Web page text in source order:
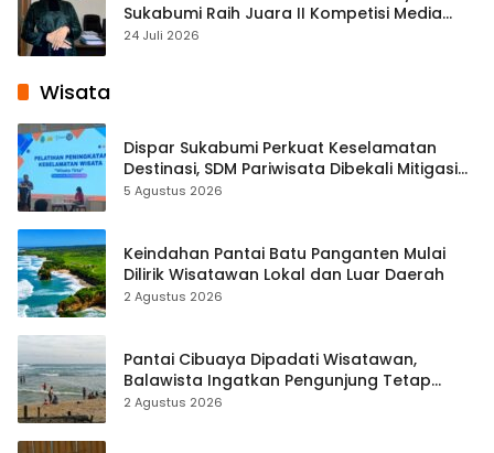
Sukabumi Raih Juara II Kompetisi Media
Pembelajaran Digital Tingkat Internasional
24 Juli 2026
Wisata
Dispar Sukabumi Perkuat Keselamatan
Destinasi, SDM Pariwisata Dibekali Mitigasi
hingga Teknik Evakuasi
5 Agustus 2026
Keindahan Pantai Batu Panganten Mulai
Dilirik Wisatawan Lokal dan Luar Daerah
2 Agustus 2026
Pantai Cibuaya Dipadati Wisatawan,
Balawista Ingatkan Pengunjung Tetap
Waspada
2 Agustus 2026